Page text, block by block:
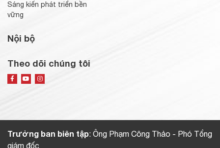
Sáng kiến phát triển bền
vững
Nội bộ
Theo dõi chúng tôi
Trưởng ban biên tập: Ông Phạm Công Thảo - Phó Tổng
giám đốc